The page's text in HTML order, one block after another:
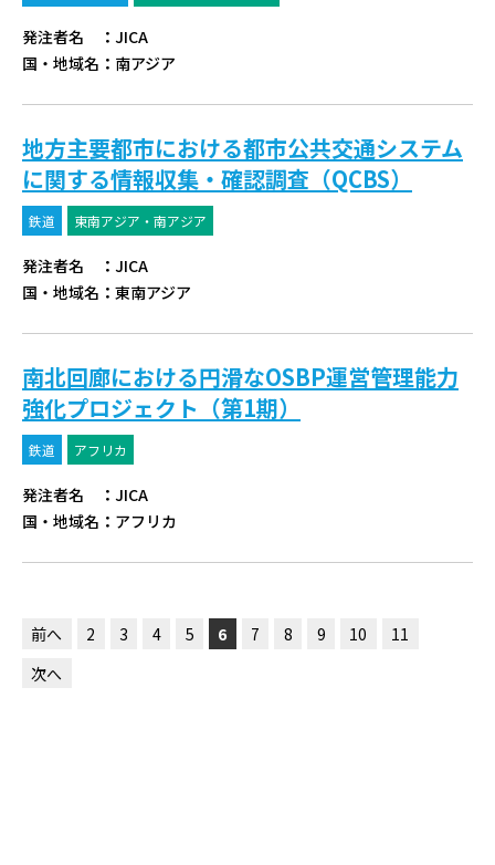
発注者名 ： JICA
国・地域名 ： 南アジア
地方主要都市における都市公共交通システム
に関する情報収集・確認調査（QCBS）
鉄道 東南アジア・南アジア
発注者名 ： JICA
国・地域名 ： 東南アジア
南北回廊における円滑なOSBP運営管理能力
強化プロジェクト（第1期）
鉄道 アフリカ
発注者名 ： JICA
国・地域名 ： アフリカ
前へ 2 3 4 5 6 7 8 9 10
11
次へ